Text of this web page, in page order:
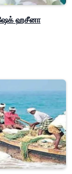
ஷேக் ஹசீனா